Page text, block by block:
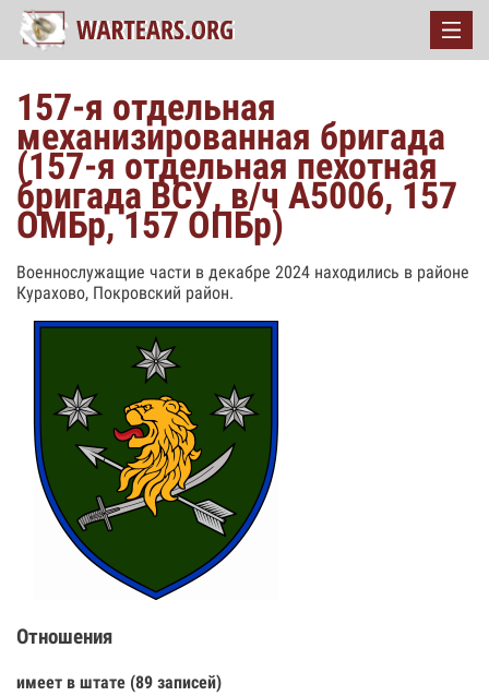
157-я отдельная
механизированная бригада
(157-я отдельная пехотная
бригада ВСУ, в/ч А5006, 157
ОМБр, 157 ОПБр)
Военнослужащие части в декабре 2024 находились в районе
Курахово, Покровский район.
Отношения
имеет в штате (89 записей)